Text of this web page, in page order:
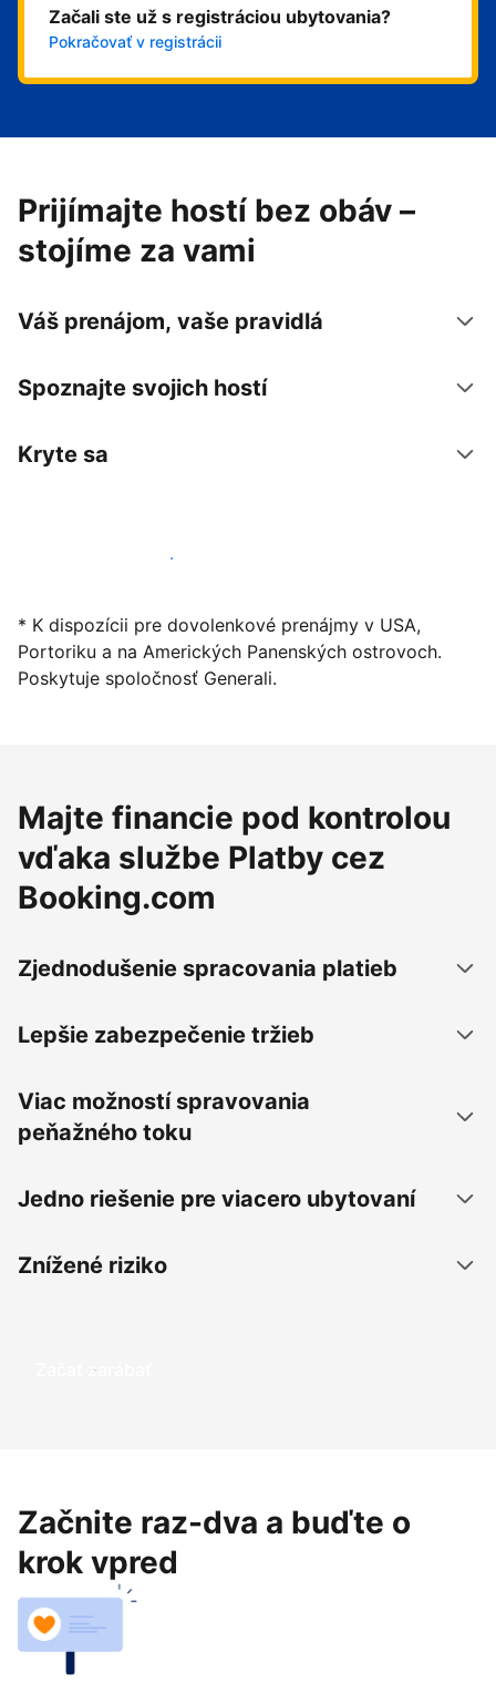
Začali ste už s registráciou ubytovania?
Pokračovať v registrácii
Prijímajte hostí bez obáv –
stojíme za vami
Váš prenájom, vaše pravidlá
Spoznajte svojich hostí
Kryte sa
Začať ponúkať svoje ubytovanie
* K dispozícii pre dovolenkové prenájmy v USA,
Portoriku a na Amerických Panenských ostrovoch.
Poskytuje spoločnosť Generali.
Majte financie pod kontrolou
vďaka službe Platby cez
Booking.com
Zjednodušenie spracovania platieb
Lepšie zabezpečenie tržieb
Viac možností spravovania
peňažného toku
Jedno riešenie pre viacero ubytovaní
Znížené riziko
Začať zarábať
Začnite raz-dva a buďte o
krok vpred